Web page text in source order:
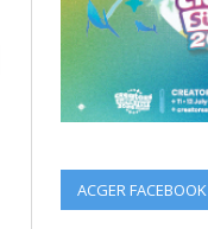
ACGER FACEBOOK